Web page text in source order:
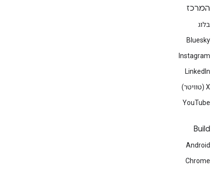
המרכז
בלוג
Bluesky
Instagram
LinkedIn
‫X (טוויטר)
YouTube
Build
Android
Chrome